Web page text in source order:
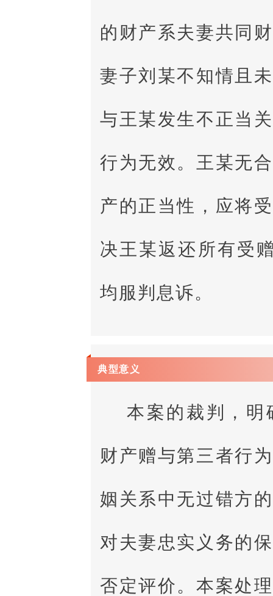
的财产系夫妻共同
妻子刘某不知情且
与王某发生不正当
行为无效。王某无
产的正当性，应将
决王某返还所有受
均服判息诉。
典型意义
本案的裁判，明
财产赠与第三者行
姻关系中无过错方
对夫妻忠实义务的
否定评价。本案处